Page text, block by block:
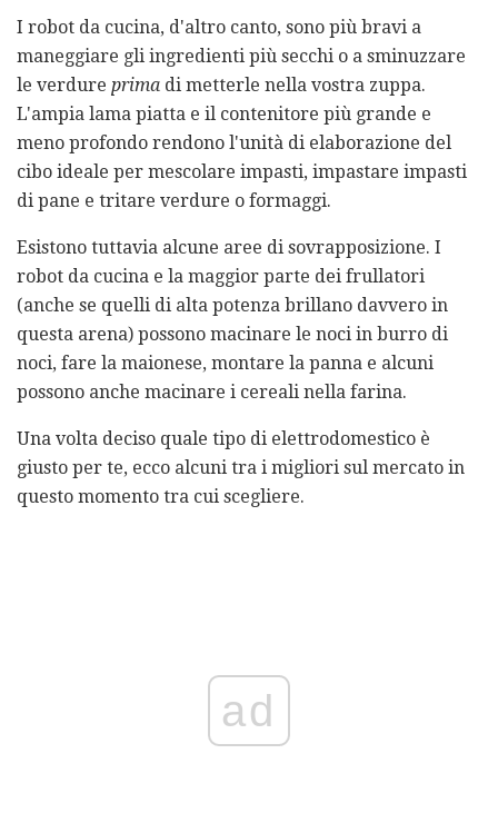
I robot da cucina, d'altro canto, sono più bravi a
maneggiare gli ingredienti più secchi o a sminuzzare
le verdure prima di metterle nella vostra zuppa.
L'ampia lama piatta e il contenitore più grande e
meno profondo rendono l'unità di elaborazione del
cibo ideale per mescolare impasti, impastare impasti
di pane e tritare verdure o formaggi.
Esistono tuttavia alcune aree di sovrapposizione. I
robot da cucina e la maggior parte dei frullatori
(anche se quelli di alta potenza brillano davvero in
questa arena) possono macinare le noci in burro di
noci, fare la maionese, montare la panna e alcuni
possono anche macinare i cereali nella farina.
Una volta deciso quale tipo di elettrodomestico è
giusto per te, ecco alcuni tra i migliori sul mercato in
questo momento tra cui scegliere.
ad